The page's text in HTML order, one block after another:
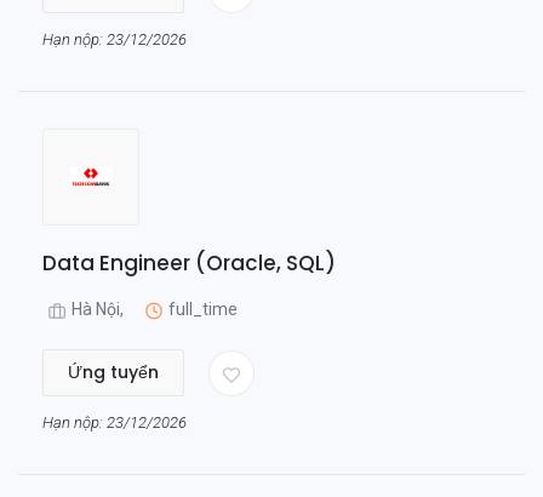
Hạn nộp: 23/12/2026
Data Engineer (Oracle, SQL)
Hà Nội, full_time
Ứng tuyển
Hạn nộp: 23/12/2026